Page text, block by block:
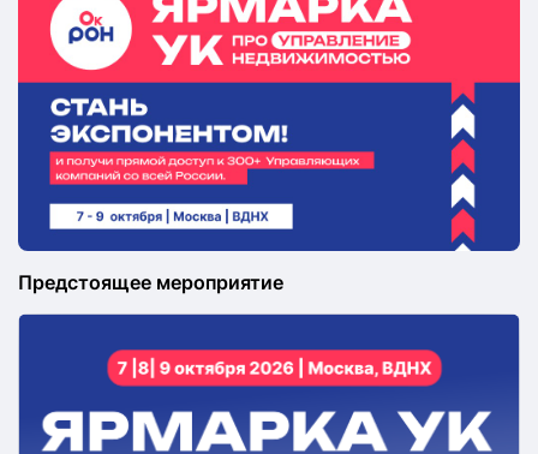
Предстоящее мероприятие